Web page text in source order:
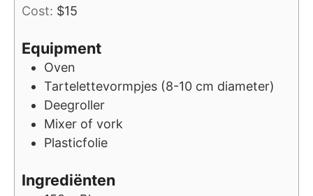
Cost: $15
Equipment
Oven
Tartelettevormpjes (8-10 cm diameter)
Deegroller
Mixer of vork
Plasticfolie
Ingrediënten